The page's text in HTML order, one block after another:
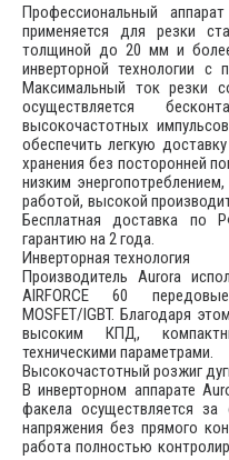
Профессиональный
применяется для резки
толщиной до 20 мм и
инверторной технологии с
Максимальный ток резки
осуществляется
высокочастотных
обеспечить легкую
хранения без посторонней
низким
работой, высокой
Бесплатная доставка по
гарантию на 2 года.
Инверторная технология
Производитель Aurora
AIRFORCE 60
MOSFET/IGBT. Благодаря
высоким КПД,
техническими параметрами.
Высокочастотный розжиг
В инверторном аппарате
факела осуществляется за
напряжения без прямого
работа полностью